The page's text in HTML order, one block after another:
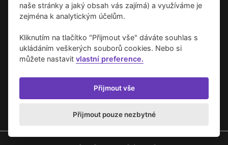
naše stránky a jaký obsah vás zajímá) a využíváme je
zejména k analytickým účelům.
Kliknutím na tlačítko "Přijmout vše" dáváte souhlas s
ukládáním veškerých souborů cookies. Nebo si
můžete nastavitvlastní preference.
Přijmout vše
Přijmout pouze nezbytné